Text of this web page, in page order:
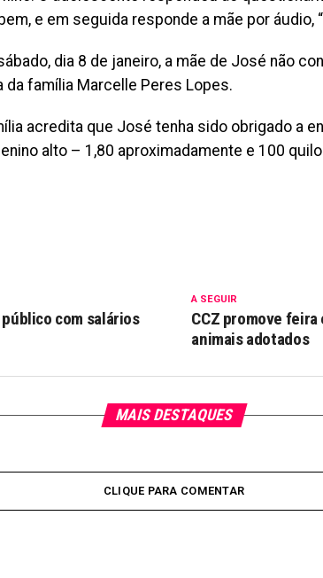
e em seguida responde a mãe por áudio,
dia 8 de janeiro, a mãe de José não
da família Marcelle Peres Lopes.
acredita que José tenha sido obrigado a
alto – 1,80 aproximadamente e 100
A SEGUIR
CCZ promove
animais adotados
com salários
MAIS DESTAQUES
CLIQUE PARA COMENTAR